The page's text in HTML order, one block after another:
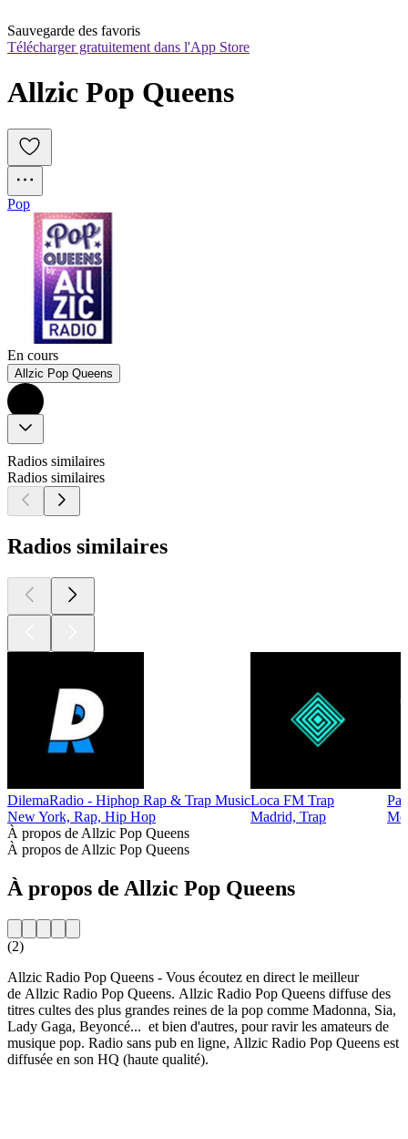
Sauvegarde des favoris
Télécharger gratuitement dans l'App Store
Allzic Pop Queens
Pop
En cours
Allzic Pop Queens
Radios similaires
Radios similaires
Radios similaires
DilemaRadio - Hiphop Rap & Trap Music
New York, Rap, Hip Hop
Loca FM Trap
Madrid, Trap
À propos de Allzic Pop Queens
À propos de Allzic Pop Queens
À propos de Allzic Pop Queens
(2)
Allzic Radio Pop Queens - Vous écoutez en direct le meilleur
de Allzic Radio Pop Queens. Allzic Radio Pop Queens diffuse des
titres cultes des plus grandes reines de la pop comme Madonna, Sia,
Lady Gaga, Beyoncé... et bien d'autres, pour ravir les amateurs de
musique pop. Radio sans pub en ligne, Allzic Radio Pop Queens est
diffusée en son HQ (haute qualité).